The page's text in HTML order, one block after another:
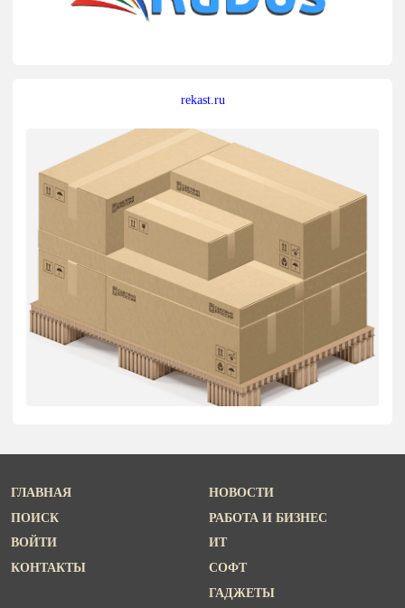
rekast.ru
ГЛАВНАЯ
ПОИСК
ВОЙТИ
КОНТАКТЫ
НОВОСТИ
РАБОТА И БИЗНЕС
ИТ
СОФТ
ГАДЖЕТЫ